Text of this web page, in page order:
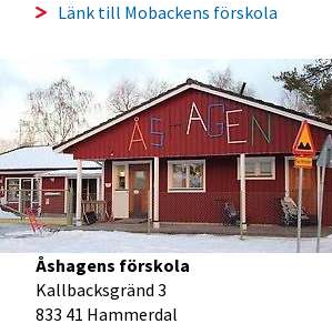
Länk till Mobackens förskola
Åshagens förskola
Kallbacksgränd 3
833 41 Hammerdal